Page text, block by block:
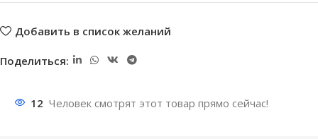
Добавить в список желаний
Поделиться:
12 Человек смотрят этот товар прямо сейчас!